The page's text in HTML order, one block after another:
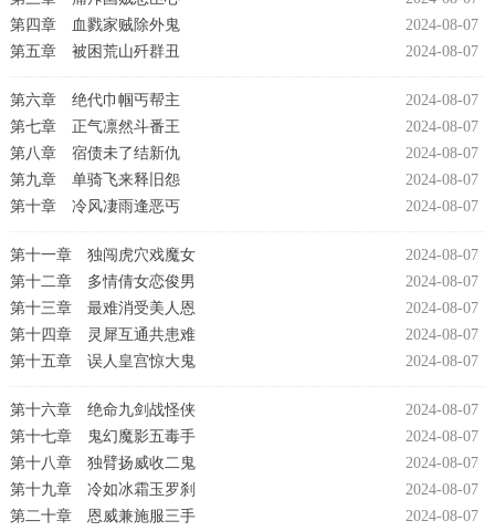
2024-08-07
第四章 血戮家贼除外鬼
2024-08-07
第五章 被困荒山歼群丑
2024-08-07
第六章 绝代巾帼丐帮主
2024-08-07
第七章 正气凛然斗番王
2024-08-07
第八章 宿债未了结新仇
2024-08-07
第九章 单骑飞来释旧怨
2024-08-07
第十章 冷风凄雨逢恶丐
2024-08-07
第十一章 独闯虎穴戏魔女
2024-08-07
第十二章 多情倩女恋俊男
2024-08-07
第十三章 最难消受美人恩
2024-08-07
第十四章 灵犀互通共患难
2024-08-07
第十五章 误人皇宫惊大鬼
2024-08-07
第十六章 绝命九剑战怪侠
2024-08-07
第十七章 鬼幻魔影五毒手
2024-08-07
第十八章 独臂扬威收二鬼
2024-08-07
第十九章 冷如冰霜玉罗刹
2024-08-07
第二十章 恩威兼施服三手